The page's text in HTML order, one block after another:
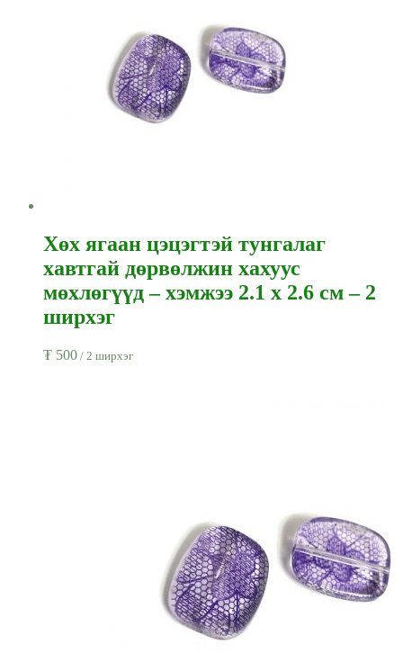
Хөх ягаан цэцэгтэй тунгалаг
хавтгай дөрвөлжин хахуус
мөхлөгүүд – хэмжээ 2.1 x 2.6 см – 2
ширхэг
₮ 500 / 2 ширхэг